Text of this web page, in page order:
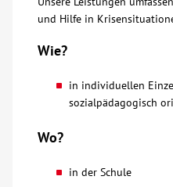
und Hilfe in
Wie?
in individuellen
sozialpädagogisch
Wo?
in der Schule